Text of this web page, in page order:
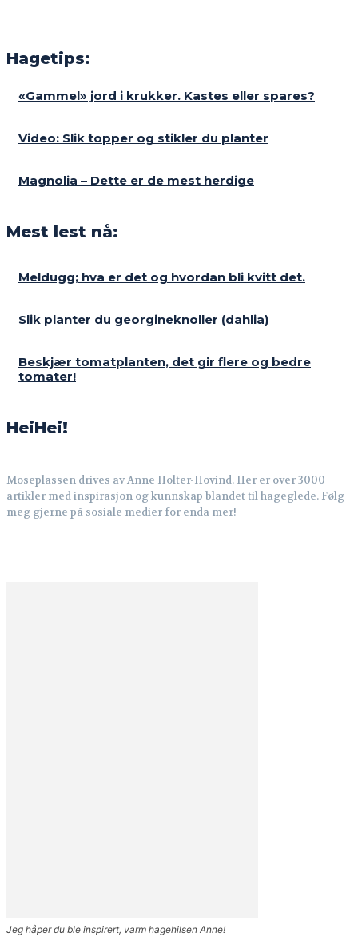
Hagetips:
«Gammel» jord i krukker. Kastes eller spares?
Video: Slik topper og stikler du planter
Magnolia – Dette er de mest herdige
Mest lest nå:
Meldugg; hva er det og hvordan bli kvitt det.
Slik planter du georgineknoller (dahlia)
Beskjær tomatplanten, det gir flere og bedre
tomater!
HeiHei!
Moseplassen drives av Anne Holter-Hovind. Her er over 3000
artikler med inspirasjon og kunnskap blandet til hageglede. Følg
meg gjerne på sosiale medier for enda mer!
Jeg håper du ble inspirert, varm hagehilsen Anne!